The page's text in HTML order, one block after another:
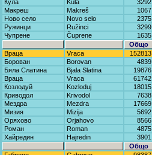
Кула
Kula 3292
Макреш
Makreš 1067
Ново село
Novo selo 2375
Ружинци
Ružinci 3299
Чупрене
Čuprene 1635
Общо
Враца
Vraca 152813
Борован
Borovan 4839
Бяла Слатина
Bjala Slatina 19876
Враца
Vraca 61742
Козлодуй
Kozloduj 18015
Криводол
Krivodol 7638
Мездра
Mezdra 17669
Мизия
Mizija 5692
Оряхово
Orjahovo 8566
Роман
Roman 4875
Хайредин
Hajredin 3901
Общо